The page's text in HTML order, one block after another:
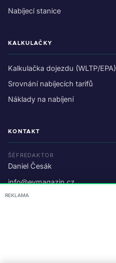
Nabíjecí stanice
KALKULAČKY
Kalkulačka dojezdu (WLTP/EPA)
Srovnání nabíjecích tarifů
Náklady na nabíjení
KONTAKT
ŠÉFREDAKTOR
Daniel Česák
info@evmagazin.cz
O nás
REKLAMA